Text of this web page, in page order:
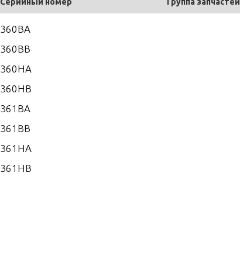
360BA
360BB
360HA
360HB
361BA
361BB
361HA
361HB